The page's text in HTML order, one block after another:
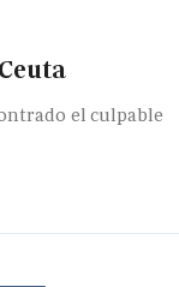
el culpable